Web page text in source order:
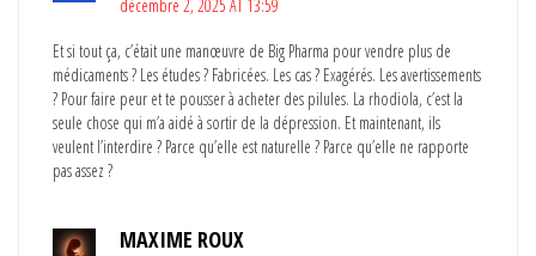
décembre 2, 2025 AT 13:59
Et si tout ça, c’était une manœuvre de Big Pharma pour vendre plus de
médicaments ? Les études ? Fabricées. Les cas ? Exagérés. Les avertissements
? Pour faire peur et te pousser à acheter des pilules. La rhodiola, c’est la
seule chose qui m’a aidé à sortir de la dépression. Et maintenant, ils
veulent l’interdire ? Parce qu’elle est naturelle ? Parce qu’elle ne rapporte
pas assez ?
MAXIME ROUX